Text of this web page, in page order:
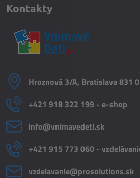
Kontakty
Hroznová 3/A, Bratislava 831
+421 918 322 199 - e-shop
info​@vnimavedeti​.sk
+421 915 773 060 -
vzdelavanie​@prosolutions​.sk